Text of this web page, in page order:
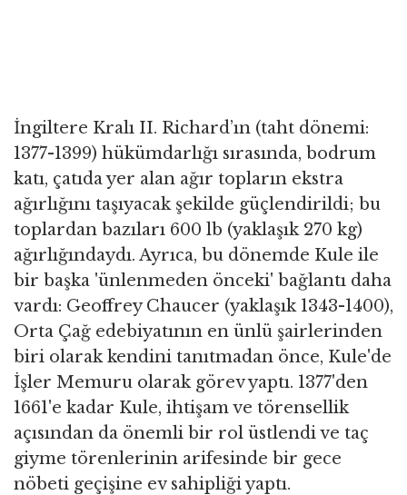
İngiltere Kralı II. Richard’ın (taht dönemi:
1377-1399) hükümdarlığı sırasında, bodrum
katı, çatıda yer alan ağır topların ekstra
ağırlığını taşıyacak şekilde güçlendirildi; bu
toplardan bazıları 600 lb (yaklaşık 270 kg)
ağırlığındaydı. Ayrıca, bu dönemde Kule ile
bir başka 'ünlenmeden önceki' bağlantı daha
vardı: Geoffrey Chaucer (yaklaşık 1343-1400),
Orta Çağ edebiyatının en ünlü şairlerinden
biri olarak kendini tanıtmadan önce, Kule'de
İşler Memuru olarak görev yaptı. 1377'den
1661'e kadar Kule, ihtişam ve törensellik
açısından da önemli bir rol üstlendi ve taç
giyme törenlerinin arifesinde bir gece
nöbeti geçişine ev sahipliği yaptı.